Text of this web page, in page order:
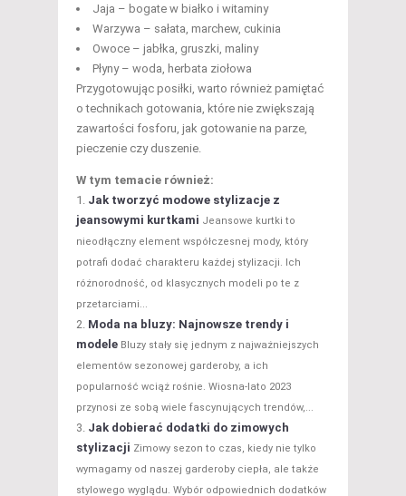
Jaja – bogate w białko i witaminy
Warzywa – sałata, marchew, cukinia
Owoce – jabłka, gruszki, maliny
Płyny – woda, herbata ziołowa
Przygotowując posiłki, warto również pamiętać
o technikach gotowania, które nie zwiększają
zawartości fosforu, jak gotowanie na parze,
pieczenie czy duszenie.
W tym temacie również:
Jak tworzyć modowe stylizacje z
jeansowymi kurtkami Jeansowe kurtki to
nieodłączny element współczesnej mody, który
potrafi dodać charakteru każdej stylizacji. Ich
różnorodność, od klasycznych modeli po te z
przetarciami...
Moda na bluzy: Najnowsze trendy i
modele Bluzy stały się jednym z najważniejszych
elementów sezonowej garderoby, a ich
popularność wciąż rośnie. Wiosna-lato 2023
przynosi ze sobą wiele fascynujących trendów,...
Jak dobierać dodatki do zimowych
stylizacji Zimowy sezon to czas, kiedy nie tylko
wymagamy od naszej garderoby ciepła, ale także
stylowego wyglądu. Wybór odpowiednich dodatków